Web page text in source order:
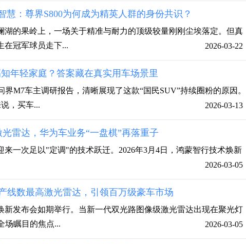
慧：尊界S800为何成为精英人群的身份共识？
湖的果岭上，一场关于精准与耐力的顶级较量刚刚尘埃落定。但真
在冠军球员走下...
2026-03-22
年轻家庭？答案藏在真实用车场景里
M7车主调研报告，清晰展现了这款“国民SUV”持续圈粉的原因。
，买车...
2026-03-13
光雷达，华为车业务“一盘棋”再落重子
来一次足以"定调"的技术跃迁。2026年3月4日，鸿蒙智行技术焕新
2026-03-05
线数最高激光雷达，引领百万级豪车市场
新发布会如期举行。当新一代双光路图像级激光雷达出现在聚光灯
场瞩目的焦点...
2026-03-05